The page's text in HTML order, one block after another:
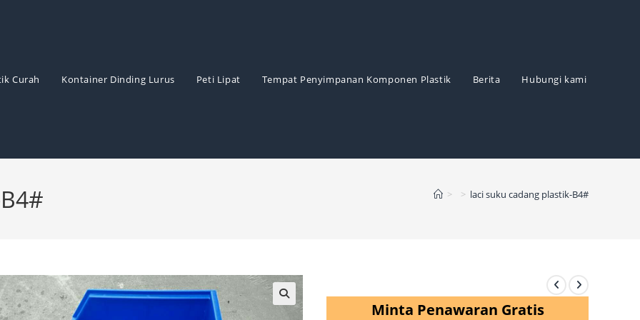
Curah Kontainer Dinding Lurus Peti Lipat Tempat Penyimpanan Komponen Plastik Berita Hubungi kami
> > laci suku cadang plastik-B4#
Minta Penawaran Gratis